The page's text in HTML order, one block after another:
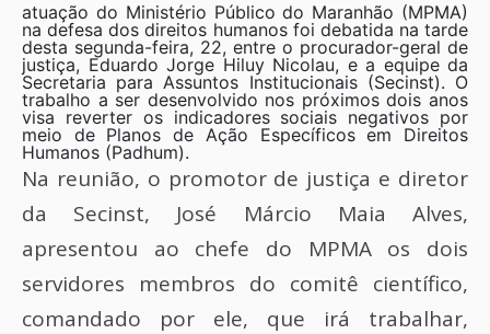
atuação do Ministério Público do Maranhão (MPMA)
na defesa dos direitos humanos foi debatida na tarde
desta segunda-feira, 22, entre o procurador-geral de
justiça, Eduardo Jorge Hiluy Nicolau, e a equipe da
Secretaria para Assuntos Institucionais (Secinst). O
trabalho a ser desenvolvido nos próximos dois anos
visa reverter os indicadores sociais negativos por
meio de Planos de Ação Específicos em Direitos
Humanos (Padhum).
Na reunião, o promotor de justiça e diretor
da Secinst, José Márcio Maia Alves,
apresentou ao chefe do MPMA os dois
servidores membros do comitê científico,
comandado por ele, que irá trabalhar,